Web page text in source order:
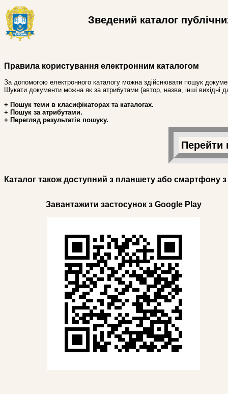
Зведений каталог
Правила користування електронним каталогом
За допомогою електронного каталогу можна здійснювати пошук
Шукати документи можна як за атрибутами (автор, назва, інші вихідні
+ Пошук теми в класифікаторах та каталогах.
+ Пошук за атрибутами.
+ Перегляд результатів пошуку.
Перейти
Каталог також доступний з планшету або смартфону
Завантажити застосунок з Google Play